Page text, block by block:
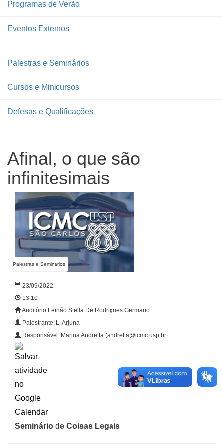
Programas de Verão
Eventos Externos
Palestras e Seminários
Cursos e Minicursos
Defesas e Qualificações
Afinal, o que são
infinitesimais
Palestras e Seminários
23/09/2022
13:10
Auditório Fernão Stella De Rodrigues Germano
Palestrante: L. Arjuna
Responsável: Marina Andretta (andretta@icmc.usp.br)
Seminário de Coisas Legais